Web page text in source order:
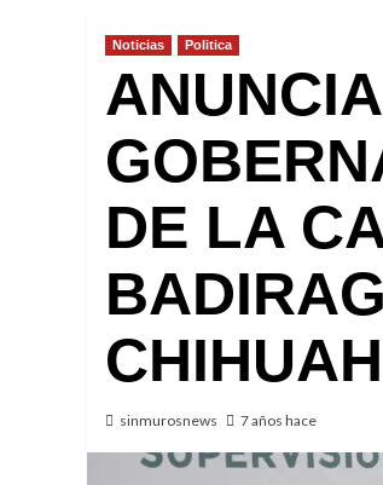
Noticias Politica
DE LA
sinmurosnews 7 años hace